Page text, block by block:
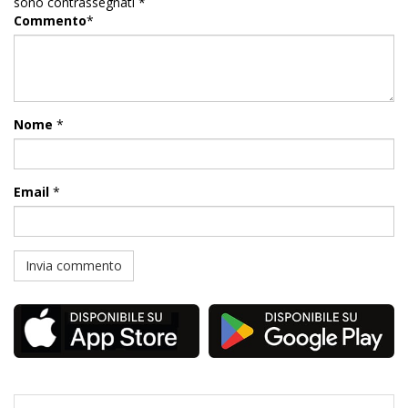
Commento*
Nome *
Email *